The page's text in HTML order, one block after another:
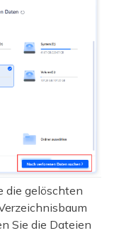
die gelöschten
Sie die Dateien